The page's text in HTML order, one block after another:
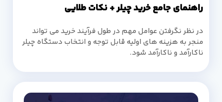
راهنمای جامع خرید چیلر + نکات طلایی
در نظر نگرفتن عوامل مهم در طول فرآیند خرید می تواند
منجر به هزینه های اولیه قابل توجه و انتخاب دستگاه چیلر
ناکارآمد و ناکارآمد شود.